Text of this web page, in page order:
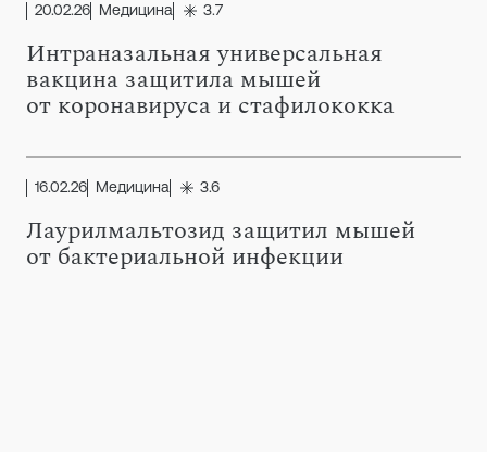
20.02.26 Медицина 3.7
Интраназальная универсальная
вакцина защитила мышей
от коронавируса и стафилококка
16.02.26 Медицина 3.6
Лаурилмальтозид защитил мышей
от бактериальной инфекции